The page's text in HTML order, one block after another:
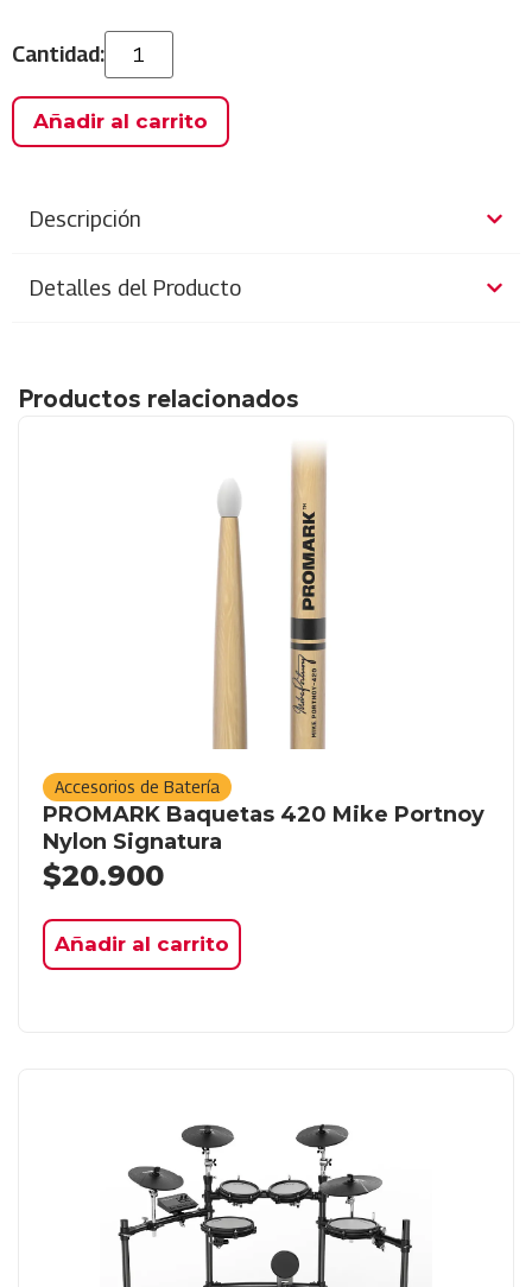
Añadir al carrito
Descripción
Detalles del Producto
Productos relacionados
Accesorios de Batería
PROMARK Baquetas 420 Mike Portnoy
Nylon Signatura
$20.900
Añadir al carrito